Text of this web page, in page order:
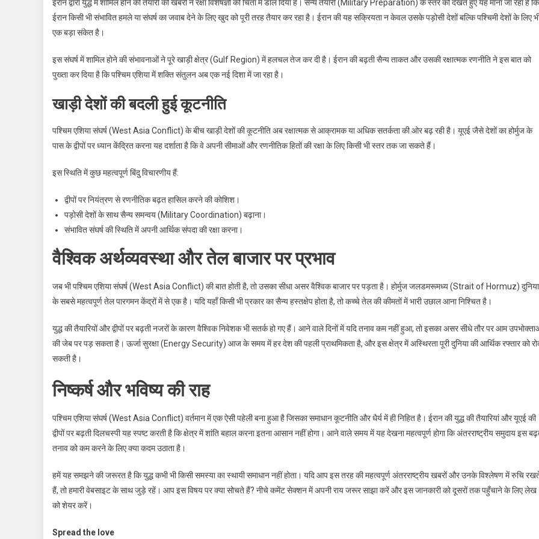
ईरान द्वारा युद्ध में शामिल होने की तैयारी की खबरों ने रक्षा विशेषज्ञों को चिंता में डाल दिया है। सैन्य तैयारी (Military Preparation) के स्तर को देखते हुए यह माना जा रहा है कि
ईरान किसी भी संभावित हमले या संघर्ष का जवाब देने के लिए खुद को पूरी तरह तैयार कर रहा है। ईरान की यह सक्रियता न केवल उसके पड़ोसी देशों बल्कि पश्चिमी देशों के लिए
एक बड़ा संकेत है।
इस संघर्ष में शामिल होने की संभावनाओं ने पूरे खाड़ी क्षेत्र (Gulf Region) में हलचल तेज कर दी है। ईरान की बढ़ती सैन्य ताकत और उसकी रक्षात्मक रणनीति ने इस बात को
पुख्ता कर दिया है कि पश्चिम एशिया में शक्ति संतुलन अब एक नई दिशा में जा रहा है।
खाड़ी देशों की बदली हुई कूटनीति
पश्चिम एशिया संघर्ष (West Asia Conflict) के बीच खाड़ी देशों की कूटनीति अब रक्षात्मक से आक्रामक या अधिक सतर्कता की ओर बढ़ रही है। यूएई जैसे देशों का होर्मुज के
पास के द्वीपों पर ध्यान केंद्रित करना यह दर्शाता है कि वे अपनी सीमाओं और रणनीतिक हितों की रक्षा के लिए किसी भी स्तर तक जा सकते हैं।
इस स्थिति में कुछ महत्वपूर्ण बिंदु विचारणीय हैं:
द्वीपों पर नियंत्रण से रणनीतिक बढ़त हासिल करने की कोशिश।
पड़ोसी देशों के साथ सैन्य समन्वय (Military Coordination) बढ़ाना।
संभावित संघर्ष की स्थिति में अपनी आर्थिक संपदा की रक्षा करना।
वैश्विक अर्थव्यवस्था और तेल बाजार पर प्रभाव
जब भी पश्चिम एशिया संघर्ष (West Asia Conflict) की बात होती है, तो उसका सीधा असर वैश्विक बाजार पर पड़ता है। होर्मुज जलडमरूमध्य (Strait of Hormuz) दुनिया
के सबसे महत्वपूर्ण तेल पारगमन केंद्रों में से एक है। यदि यहाँ किसी भी प्रकार का सैन्य हस्तक्षेप होता है, तो कच्चे तेल की कीमतों में भारी उछाल आना निश्चित है।
युद्ध की तैयारियों और द्वीपों पर बढ़ती नजरों के कारण वैश्विक निवेशक भी सतर्क हो गए हैं। आने वाले दिनों में यदि तनाव कम नहीं हुआ, तो इसका असर सीधे तौर पर आम
की जेब पर पड़ सकता है। ऊर्जा सुरक्षा (Energy Security) आज के समय में हर देश की पहली प्राथमिकता है, और इस क्षेत्र में अस्थिरता पूरी दुनिया की आर्थिक रफ्तार को
सकती है।
निष्कर्ष और भविष्य की राह
पश्चिम एशिया संघर्ष (West Asia Conflict) वर्तमान में एक ऐसी पहेली बना हुआ है जिसका समाधान कूटनीति और धैर्य में ही निहित है। ईरान की युद्ध की तैयारियां और यूएई की
द्वीपों पर बढ़ती दिलचस्पी यह स्पष्ट करती है कि क्षेत्र में शांति बहाल करना इतना आसान नहीं होगा। आने वाले समय में यह देखना महत्वपूर्ण होगा कि अंतरराष्ट्रीय समुदाय इस
तनाव को कम करने के लिए क्या कदम उठाता है।
हमें यह समझने की जरूरत है कि युद्ध कभी भी किसी समस्या का स्थायी समाधान नहीं होता। यदि आप इस तरह की महत्वपूर्ण अंतरराष्ट्रीय खबरों और उनके विश्लेषण में रुचि
हैं, तो हमारी वेबसाइट के साथ जुड़े रहें। आप इस विषय पर क्या सोचते हैं? नीचे कमेंट सेक्शन में अपनी राय जरूर साझा करें और इस जानकारी को दूसरों तक पहुँचाने के लिए लेख
को शेयर करें।
Spread the love